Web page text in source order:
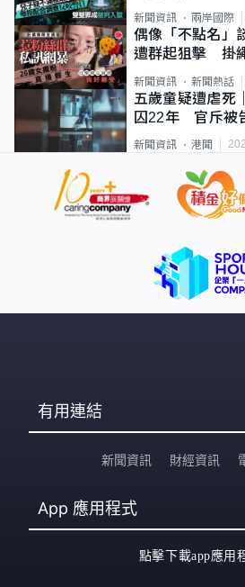
新聞資訊 兩岸國際
偶像「不點名
遭群起狙擊 掛
新聞資訊 新聞熱話
五歲童疑遭虐死
囚22年 官斥被
新聞資訊 港聞
有用連結
新聞資訊 財經資訊
App 應用程式
點擊下載app應用